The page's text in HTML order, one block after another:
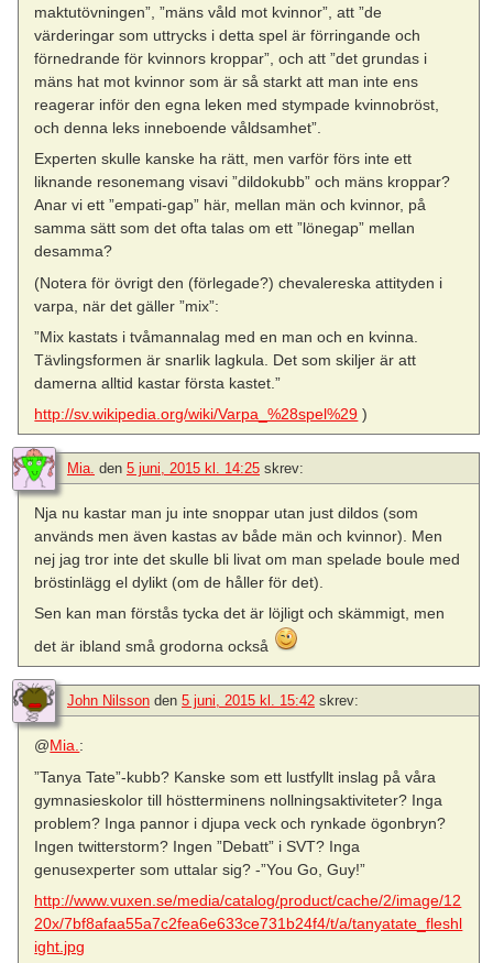
maktutövningen”, ”mäns våld mot kvinnor”, att ”de
värderingar som uttrycks i detta spel är förringande och
förnedrande för kvinnors kroppar”, och att ”det grundas i
mäns hat mot kvinnor som är så starkt att man inte ens
reagerar inför den egna leken med stympade kvinnobröst,
och denna leks inneboende våldsamhet”.
Experten skulle kanske ha rätt, men varför förs inte ett
liknande resonemang visavi ”dildokubb” och mäns kroppar?
Anar vi ett ”empati-gap” här, mellan män och kvinnor, på
samma sätt som det ofta talas om ett ”lönegap” mellan
desamma?
(Notera för övrigt den (förlegade?) chevalereska attityden i
varpa, när det gäller ”mix”:
”Mix kastats i tvåmannalag med en man och en kvinna.
Tävlingsformen är snarlik lagkula. Det som skiljer är att
damerna alltid kastar första kastet.”
http://sv.wikipedia.org/wiki/Varpa_%28spel%29 )
Mia. den 5 juni, 2015 kl. 14:25 skrev:
Nja nu kastar man ju inte snoppar utan just dildos (som
används men även kastas av både män och kvinnor). Men
nej jag tror inte det skulle bli livat om man spelade boule med
bröstinlägg el dylikt (om de håller för det).
Sen kan man förstås tycka det är löjligt och skämmigt, men
det är ibland små grodorna också
John Nilsson den 5 juni, 2015 kl. 15:42 skrev:
@Mia.:
”Tanya Tate”-kubb? Kanske som ett lustfyllt inslag på våra
gymnasieskolor till höstterminens nollningsaktiviteter? Inga
problem? Inga pannor i djupa veck och rynkade ögonbryn?
Ingen twitterstorm? Ingen ”Debatt” i SVT? Inga
genusexperter som uttalar sig? -”You Go, Guy!”
http://www.vuxen.se/media/catalog/product/cache/2/image/12
20x/7bf8afaa55a7c2fea6e633ce731b24f4/t/a/tanyatate_fleshl
ight.jpg